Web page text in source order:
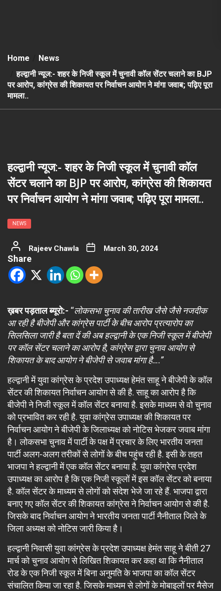
Home
News
हल्द्वानी न्यूज:- शहर के निजी स्कूल में चुनावी कॉल सेंटर चलाने का BJP
पर आरोप, कांग्रेस की शिकायत पर निर्वाचन आयोग ने मांगा जवाब; पढ़िए पूरा
मामला..
हल्द्वानी न्यूज:- शहर के निजी स्कूल में चुनावी कॉल
सेंटर चलाने का BJP पर आरोप, कांग्रेस की शिकायत
पर निर्वाचन आयोग ने मांगा जवाब; पढ़िए पूरा मामला..
NEWS
Rajeev Chawla March 30, 2024
Share
ख़बर पड़ताल ब्यूरो:- “लोकसभा चुनाव की तारीख जैसे जैसे नजदीक
आ रही है बीजेपी और कांग्रेस पार्टी के बीच आरोप प्रत्यारोप का
सिलसिला जारी है बता दें की अब हल्द्वानी के एक निजी स्कूल में बीजेपी
पर कॉल सेंटर चलाने का आरोप है, कांग्रेस द्वारा चुनाव आयोग से
शिकायत के बाद आयोग ने बीजेपी से जवाब मांगा है….”
हल्द्वानी में युवा कांग्रेस के प्रदेश उपाध्यक्ष हेमंत साहू ने बीजेपी के कॉल
सेंटर की शिकायत निर्वाचन आयोग से की है. साहू का आरोप है कि
बीजेपी ने निजी स्कूल में कॉल सेंटर बनाया है. इसके माध्यम से वो चुनाव
को प्रभावित कर रही है. युवा कांग्रेस उपाध्यक्ष की शिकायत पर
निर्वाचन आयोग ने बीजेपी के जिलाध्यक्ष को नोटिस भेजकर जवाब मांगा
है। लोकसभा चुनाव में पार्टी के पक्ष में प्रचार के लिए भारतीय जनता
पार्टी अलग-अलग तरीकों से लोगों के बीच पहुंच रही है. इसी के तहत
भाजपा ने हल्द्वानी में एक कॉल सेंटर बनाया है. युवा कांग्रेस प्रदेश
उपाध्यक्ष का आरोप है कि एक निजी स्कूलों में इस कॉल सेंटर को बनाया
है. कॉल सेंटर के माध्यम से लोगों को संदेश भेजे जा रहे हैं. भाजपा द्वारा
बनाए गए कॉल सेंटर की शिकायत कांग्रेस ने निर्वाचन आयोग से की है.
जिसके बाद निर्वाचन आयोग ने भारतीय जनता पार्टी नैनीताल जिले के
जिला अध्यक्ष को नोटिस जारी किया है।
हल्द्वानी निवासी युवा कांग्रेस के प्रदेश उपाध्यक्ष हेमंत साहू ने बीती 27
मार्च को चुनाव आयोग से लिखित शिकायत कर कहा था कि नैनीताल
रोड के एक निजी स्कूल में बिना अनुमति के भाजपा का कॉल सेंटर
संचालित किया जा रहा है. जिसके माध्यम से लोगों के मोबाइलों पर मैसेज